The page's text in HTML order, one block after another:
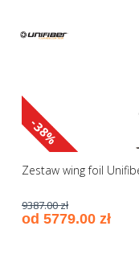
-38%
Zestaw wing foil
9387.00 zł
od 5779.00 zł